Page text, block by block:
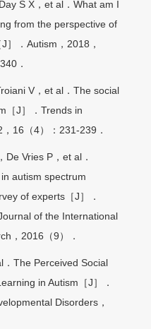
S X，et al．What am I
from the perspective of
］．Autism，2018，
．
V，et al．The social
［J］．Trends in
16（4）：231-239．
Vries P，et al．
autism spectrum
of experts［J］．
of the International
，2016（9）．
The Perceived Social
in Autism［J］．
Disorders，